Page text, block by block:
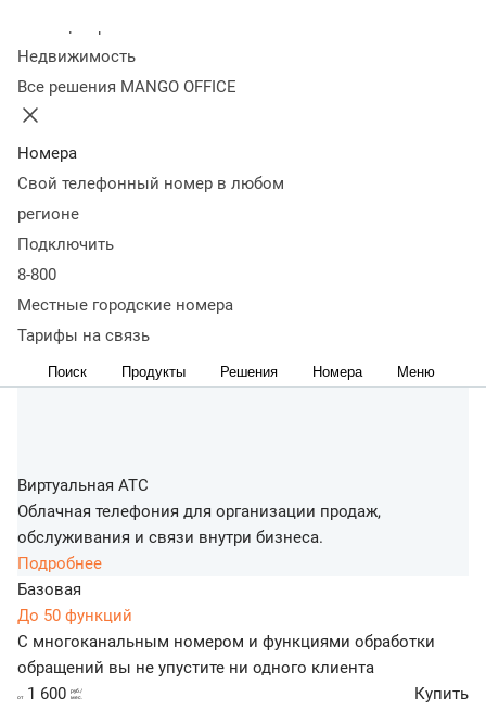
Недвижимость
Все решения MANGO OFFICE
Номера
Свой телефонный номер в любом
регионе
Подключить
8-800
Местные городские номера
Тарифы на связь
Поиск Продукты Решения Номера Меню
Виртуальная АТС
Облачная телефония для организации продаж,
обслуживания и связи внутри бизнеса.
Подробнее
Базовая
До 50 функций
С многоканальным номером и функциями обработки
обращений вы не упустите ни одного клиента
от1 600
руб./
мес.
Купить